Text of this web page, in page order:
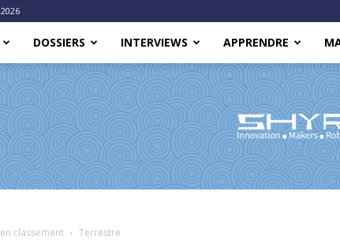
DOSSIERS INTERVIEWS APPRENDRE
classement Terrestre